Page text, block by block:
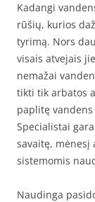
Kadangi
rūšių, kurios
tyrimą. Nors
visais atvejais
nemažai
tikti tik arbatos
paplitę vandens
Specialistai
savaitę,
sistemomis
Naudinga